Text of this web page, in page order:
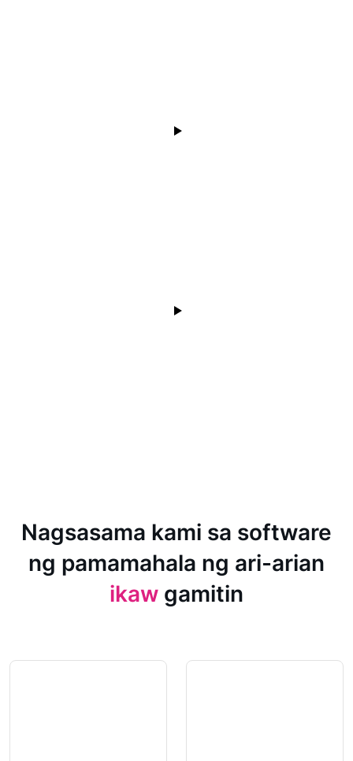
Nagsasama kami sa software
ng pamamahala ng ari-arian
ikaw gamitin